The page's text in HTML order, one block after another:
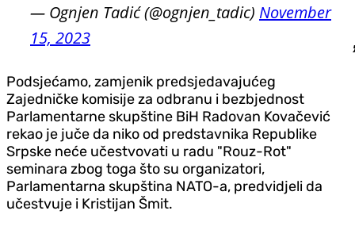
— Ognjen Tadić (@ognjen_tadic) November
15, 2023
Podsjećamo, zamjenik predsjedavajućeg
Zajedničke komisije za odbranu i bezbjednost
Parlamentarne skupštine BiH Radovan Kovačević
rekao je juče da niko od predstavnika Republike
Srpske neće učestvovati u radu "Rouz-Rot"
seminara zbog toga što su organizatori,
Parlamentarna skupština NATO-a, predvidjeli da
učestvuje i Kristijan Šmit.